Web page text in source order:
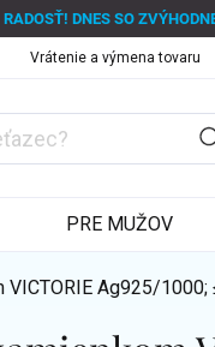
DNES SO
Vrátenie a výmena tovaru
PRE MUŽOV
VICTORIEAg925/1000;